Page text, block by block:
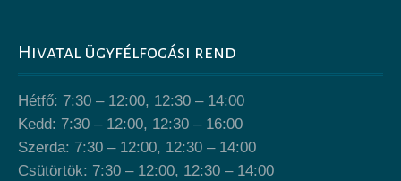
Hivatal ügyfélfogási rend
Hétfő: 7:30 – 12:00, 12:30 – 14:00
Kedd: 7:30 – 12:00, 12:30 – 16:00
Szerda: 7:30 – 12:00, 12:30 – 14:00
Csütörtök: 7:30 – 12:00, 12:30 – 14:00